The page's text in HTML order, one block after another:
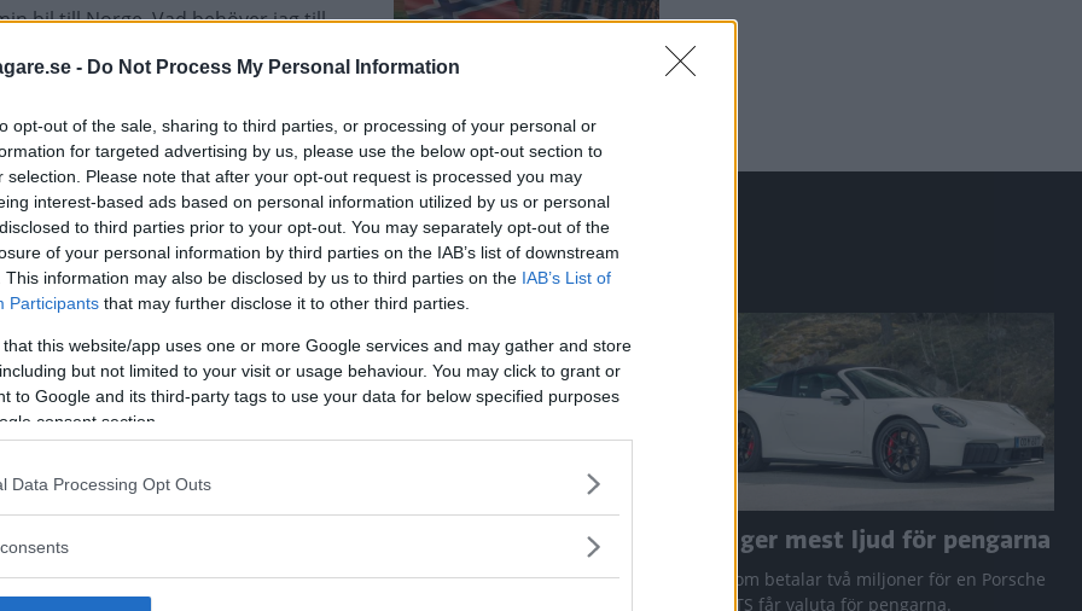
- Do Not Process My Personal Information
opt-out of the sale, sharing to third parties, or processing of your personal or
for targeted advertising by us, please use the below opt-out section to
selection. Please note that after your opt-out request is processed you may
interest-based ads based on personal information utilized by us or personal
to third parties prior to your opt-out. You may separately opt-out of the
of your personal information by third parties on the IAB’s list of downstream
This information may also be disclosed by us to third parties on the IAB’s List of
Participants that may further disclose it to other third parties.
that this website/app uses one or more Google services and may gather and store
but not limited to your visit or usage behaviour. You may click to grant or
to Google and its third-party tags to use your data for below specified purposes
consent section.
Data Processing Opt Outs
bil till Norge. Vad behöver jag till
att bli ny favorit”
kombibilar har
nu på av eldrivna Toyota
Så står sig nya Toyota RAV4
Vi ställe nykomlingen mot Audi Q3 och
Den ger mest ljud för pengarna
Den som betalar två miljoner för en Porsche
911 GTS får valuta för pengarna.